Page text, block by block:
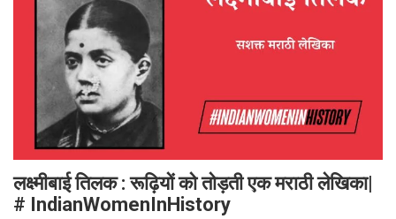
लक्ष्मीबाई तिलक : रूढ़ियों को तोड़ती एक मराठी लेखिका|
# IndianWomenInHistory